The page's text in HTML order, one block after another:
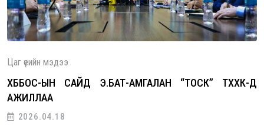
Цаг үеийн мэдээ
ХББОС-ЫН САЙД Э.БАТ-АМГАЛАН “ТОСК” ТӨХХК-Д
АЖИЛЛАА
2026.04.18